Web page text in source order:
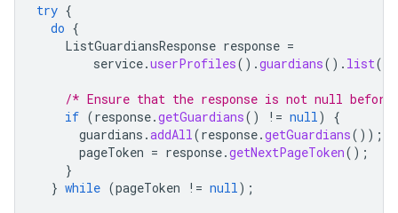
try {
do {
ListGuardiansResponse response =
service.userProfiles().guardians(). list(
/* Ensure that the response is not null
if (response.getGuardians() != null )
{
guardians .addAll (response.getGuardians());
pageToken = response.getNextPageToken();
}
} while (pageToken != null );